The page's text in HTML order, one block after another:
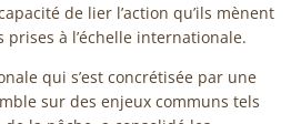
de lier l’action qu’ils mènent
à l’échelle internationale.
qui s’est concrétisée par une
sur des enjeux communs tels